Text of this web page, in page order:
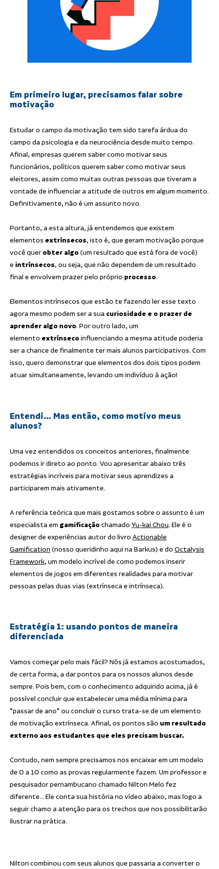
Em primeiro lugar, precisamos falar sobre
motivação
Estudar o campo da motivação tem sido tarefa árdua do
campo da psicologia e da neurociência desde muito tempo.
Afinal, empresas querem saber como motivar seus
funcionários, políticos querem saber como motivar seus
eleitores, assim como muitas outras pessoas que tiveram a
vontade de influenciar a atitude de outros em algum momento.
Definitivamente, não é um assunto novo.
Portanto, a esta altura, já entendemos que existem
elementos extrínsecos, isto é, que geram motivação porque
você quer obter algo(um resultado que está fora de você)
e intrínsecos, ou seja, que não dependem de um resultado
final e envolvem prazer pelo próprio processo.
Elementos intrínsecos que estão te fazendo ler esse texto
agora mesmo podem ser a sua curiosidade e o prazer de
aprender algo novo. Por outro lado, um
elemento extrínsecoinfluenciando a mesma atitude poderia
ser a chance de finalmente ter mais alunos participativos. Com
isso, quero demonstrar que elementos dos dois tipos podem
atuar simultaneamente, levando um indivíduo à ação!
Entendi… Mas então, como motivo meus
alunos?
Uma vez entendidos os conceitos anteriores, finalmente
podemos ir direto ao ponto. Vou apresentar abaixo três
estratégias incríveis para motivar seus aprendizes a
participarem mais ativamente.
A referência teórica que mais gostamos sobre o assunto é um
especialista em gamificaçãochamado Yu-kai Chou. Ele é o
designer de experiências autor do livro Actionable
Gamification (nosso queridinho aqui na Barkus) e do Octalysis
Framework, um modelo incrível de como podemos inserir
elementos de jogos em diferentes realidades para motivar
pessoas pelas duas vias (extrínseca e intrínseca).
Estratégia 1: usando pontos de maneira
diferenciada
Vamos começar pelo mais fácil? Nós já estamos acostumados,
de certa forma, a dar pontos para os nossos alunos desde
sempre. Pois bem, com o conhecimento adquirido acima, já é
possível concluir que estabelecer uma média mínima para
“passar de ano” ou concluir o curso trata-se de um elemento
de motivação extrínseca. Afinal, os pontos são um resultado
externo aos estudantes que eles precisam buscar.
Contudo, nem sempre precisamos nos encaixar em um modelo
de 0 a 10 como as provas regularmente fazem. Um professor e
pesquisador pernambucano chamado Nilton Melo fez
diferente… Ele conta sua história no vídeo abaixo, mas logo a
seguir chamo a atenção para os trechos que nos possibilitarão
ilustrar na prática.
Nilton combinou com seus alunos que passaria a converter o